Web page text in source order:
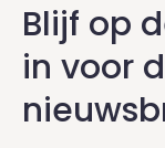
Blijf op
in voor